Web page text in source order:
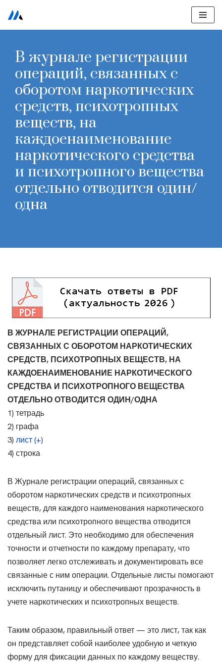
Перейти
содержимому
В журнале регистрации
операций, связанных с
оборотом наркотических
средств, психотропных
веществ, на
каждоенаименование
наркотического средства
и психотропного вещества
отдельно отводится один/
одна
В ЖУРНАЛЕ РЕГИСТРАЦИИ ОПЕРАЦИЙ,
СВЯЗАННЫХ С ОБОРОТОМ НАРКОТИЧЕСКИХ
СРЕДСТВ, ПСИХОТРОПНЫХ ВЕЩЕСТВ, НА
КАЖДОЕНАИМЕНОВАНИЕ НАРКОТИЧЕСКОГО
СРЕДСТВА И ПСИХОТРОПНОГО ВЕЩЕСТВА
ОТДЕЛЬНО ОТВОДИТСЯ ОДИН/ОДНА
1) тетрадь
2) графа
3) лист (+)
4) строка
В Журнале регистрации операций, связанных с
оборотом наркотических средств и психотропных
веществ, для каждого наименования наркотического
средства или психотропного вещества отводится
отдельный лист. Это необходимо для обеспечения
точности и отчетности по каждому препарату, что
позволяет легко отслеживать и документировать все
связанные с ним операции. Отдельные листы помогают
исключить путаницу и обеспечивают прозрачность в
учете наркотических и психотропных веществ.
Таким образом, правильный ответ — это лист, так как
он представляет собой наиболее удобную и четкую
форму для фиксации данных по каждому веществу.